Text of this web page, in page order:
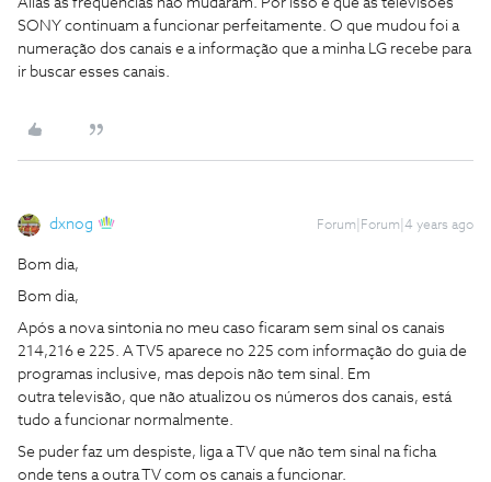
Aliás as frequências não mudaram. Por isso é que as televisões
SONY continuam a funcionar perfeitamente. O que mudou foi a
numeração dos canais e a informação que a minha LG recebe para
ir buscar esses canais.
dxnog Forum|Forum|4 years ago
Bom dia,
Bom dia,
Após a nova sintonia no meu caso ficaram sem sinal os canais
214,216 e 225. A TV5 aparece no 225 com informação do guia de
programas inclusive, mas depois não tem sinal. Em
outra televisão, que não atualizou os números dos canais, está
tudo a funcionar normalmente.
Se puder faz um despiste, liga a TV que não tem sinal na ficha
onde tens a outra TV com os canais a funcionar.